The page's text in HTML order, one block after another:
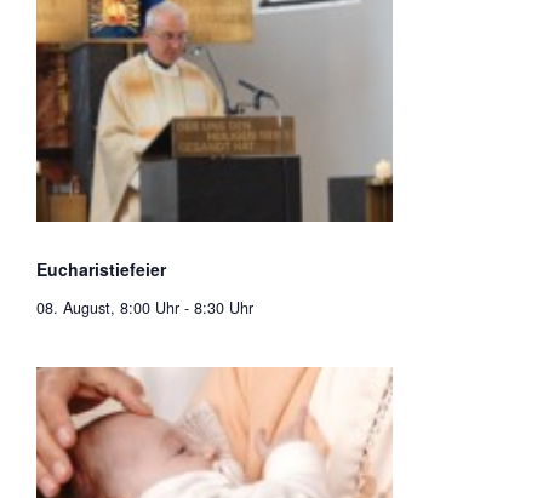
Eucharistiefeier
08. August, 8:00 Uhr - 8:30 Uhr